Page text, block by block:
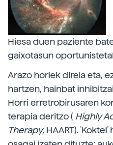
Hiesa duen paziente
gaixotasun
Arazo horiek direla eta,
hartzen, hainbat
Horri erretrobirusaren
terapia deritzo ( Highly
Therapy, HAART).